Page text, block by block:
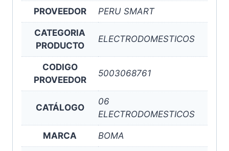
PROVEEDOR PERU SMART
CATEGORIA
PRODUCTO
ELECTRODOMESTICOS
CODIGO
PROVEEDOR
5003068761
CATÁLOGO
06
ELECTRODOMESTICOS
MARCA BOMA